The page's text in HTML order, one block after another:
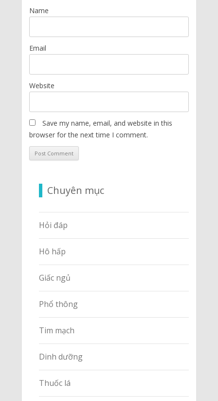
Name
Email
Website
Save my name, email, and website in this
browser for the next time I comment.
Chuyên mục
Hỏi đáp
Hô hấp
Giấc ngủ
Phổ thông
Tim mạch
Dinh dưỡng
Thuốc lá